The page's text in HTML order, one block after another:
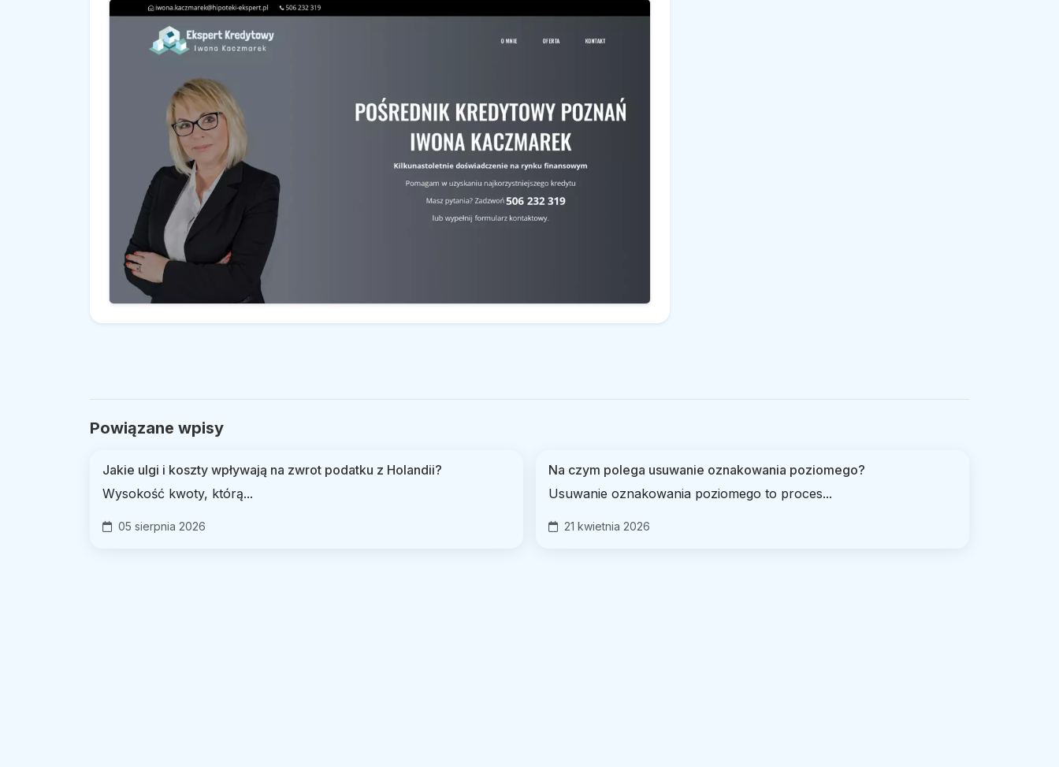
Powiązane wpisy
Jakie ulgi i koszty wpływają na zwrot podatku z Holandii?
Wysokość kwoty, którą...
05 sierpnia 2026
Na czym polega usuwanie oznakowania poziomego?
Usuwanie oznakowania poziomego to proces...
21 kwietnia 2026